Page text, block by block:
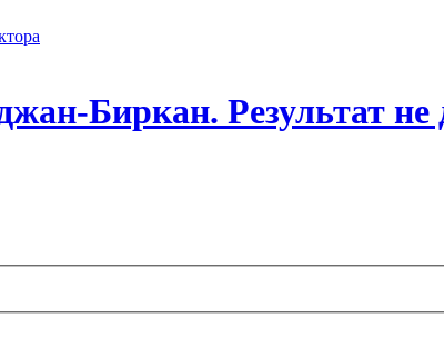
Биркан. Результат